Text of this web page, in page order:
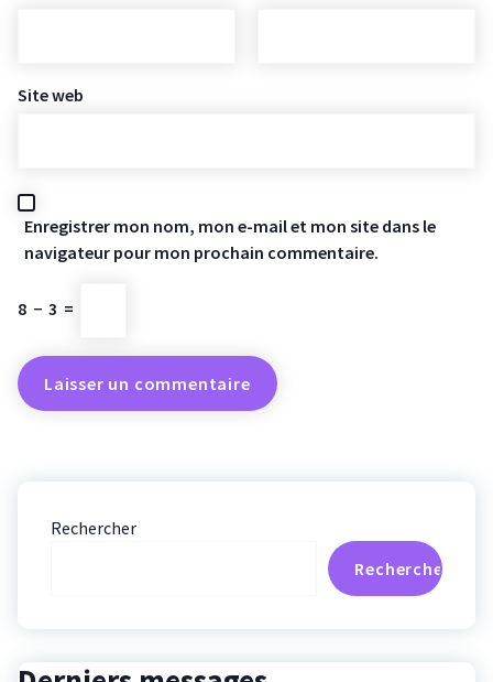
Site web
Enregistrer mon nom, mon e-mail et mon site dans le
navigateur pour mon prochain commentaire.
8 − 3 =
Rechercher
Rechercher